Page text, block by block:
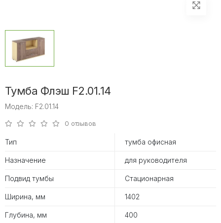
Тумба Флэш F2.01.14
Модель: F2.01.14
0 отзывов
Тип тумба офисная
Назначение для руководителя
Подвид тумбы Стационарная
Ширина, мм 1402
Глубина, мм 400